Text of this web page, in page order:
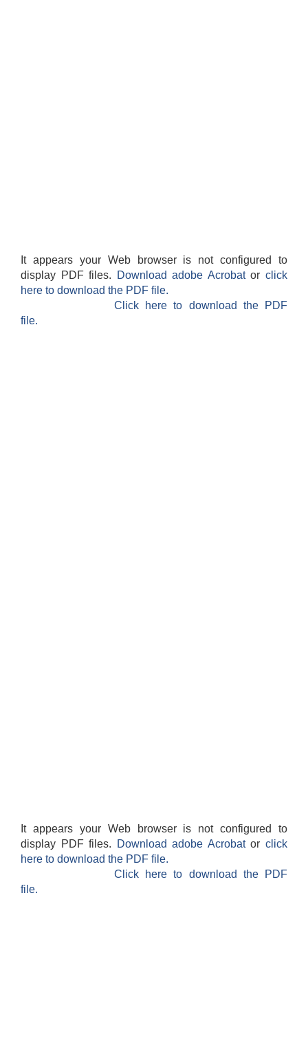
It appears your Web browser is not configured to
display PDF files.
Download adobe Acrobatorclick
here to download the PDF file.
Click here to download the PDF
file.
It appears your Web browser is not configured to
display PDF files.
Download adobe Acrobatorclick
here to download the PDF file.
Click here to download the PDF
file.